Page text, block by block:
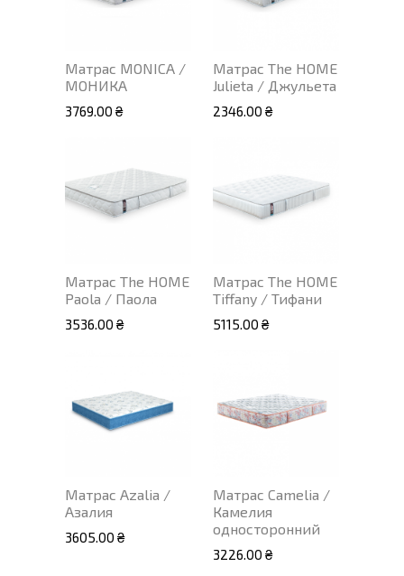
Матрас MONICA /
МОНИКА
3769.00 ₴
Матрас The HOME
Julieta / Джульета
2346.00 ₴
Матрас The HOME
Paola / Паола
3536.00 ₴
Матрас The HOME
Tiffany / Тифани
5115.00 ₴
Матрас Azalia /
Азалия
3605.00 ₴
Матрас Camelia /
Камелия
односторонний
3226.00 ₴